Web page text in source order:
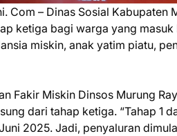
Com – Dinas Sosial Kabupaten
ketiga bagi warga yang
miskin, anak yatim piatu,
Fakir Miskin Dinsos Murung
dari tahap ketiga. “Tahap 1
2025. Jadi, penyaluran